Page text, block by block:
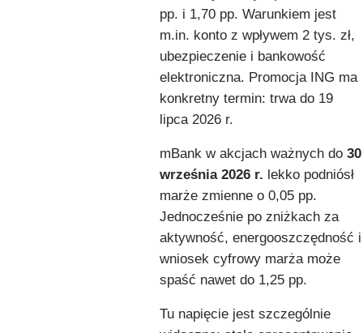
pp. i 1,70 pp. Warunkiem jest
m.in. konto z wpływem 2 tys. zł,
ubezpieczenie i bankowość
elektroniczna. Promocja ING ma
konkretny termin: trwa do 19
lipca 2026 r.
mBank w akcjach ważnych do 30
września 2026 r. lekko podniósł
marże zmienne o 0,05 pp.
Jednocześnie po zniżkach za
aktywność, energooszczędność i
wniosek cyfrowy marża może
spaść nawet do 1,25 pp.
Tu napięcie jest szczególnie